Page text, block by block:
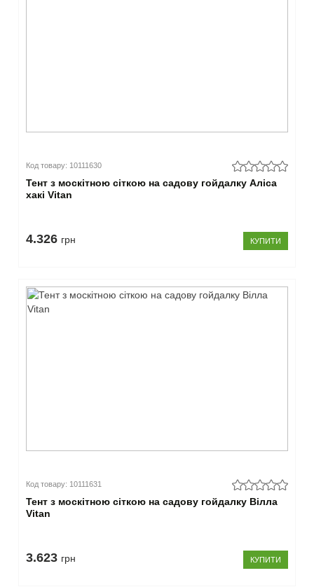
Код товару: 10111630
Тент з москітною сіткою на садову гойдалку Аліса
хакі Vitan
4.326 грн КУПИТИ
Код товару: 10111631
Тент з москітною сіткою на садову гойдалку Вілла
Vitan
3.623 грн КУПИТИ